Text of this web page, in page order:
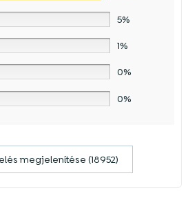
5%
1%
0%
0%
megjelenítése (18952)